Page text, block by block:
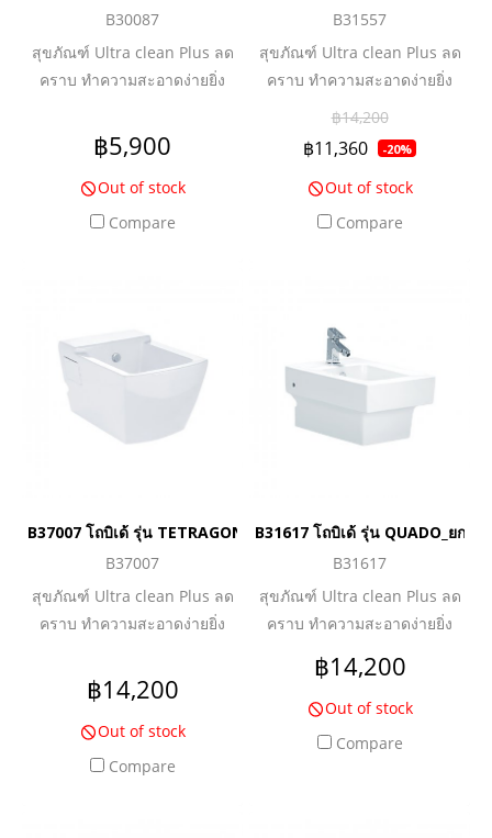
B30087
สุขภัณฑ์ Ultra clean Plus ลด
คราบ ทำความสะอาดง่ายยิ่ง
ล้นและฝาครอบ
฿5,900
Out of stock
Compare
B31557
สุขภัณฑ์ Ultra clean Plus ลด
คราบ ทำความสะอาดง่ายยิ่ง
กว่า พร้อม Overflow ป้องกันน้ำ
ล้นและฝาครอบ
฿14,200
฿11,360 -20%
Out of stock
Compare
B37007 โถบิเด้ รุ่น TETRAGON_ยกเลิกการผลิต
B37007
สุขภัณฑ์ Ultra clean Plus ลด
คราบ ทำความสะอาดง่ายยิ่ง
ความสวยงามปกปิดท่อน้ำทิ้ง
ง่ายต่อการทำความสะอาด
พร้อม Overflow ป้องกันน้ำล้น
และฝาครอบ
฿14,200
Out of stock
Compare
B31617 โถบิเด้ รุ่น QUADO_ยกเลิ
B31617
สุขภัณฑ์ Ultra clean Plus ลด
คราบ ทำความสะอาดง่ายยิ่ง
ล้นและฝาครอบ
฿14,200
Out of stock
Compare